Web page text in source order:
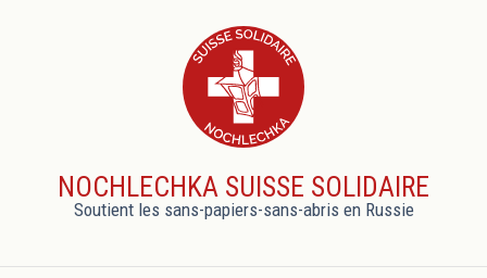
NOCHLECHKA SUISSE SOLIDAIRE
Soutient les sans-papiers-sans-abris en Russie